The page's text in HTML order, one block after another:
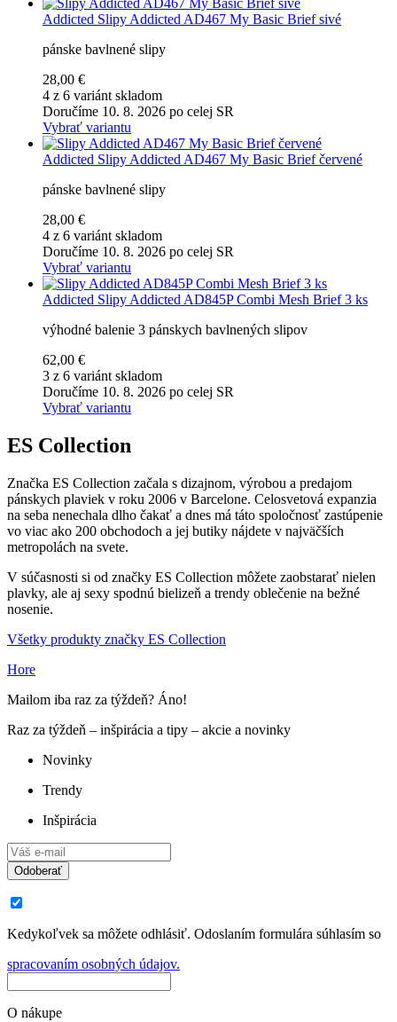
Addicted Slipy Addicted AD467 My Basic Brief sivé
pánske bavlnené slipy
28,00 €
4 z 6 variánt skladom
Doručíme 10. 8. 2026 po celej SR
Vybrať variantu
Addicted Slipy Addicted AD467 My Basic Brief červené
pánske bavlnené slipy
28,00 €
4 z 6 variánt skladom
Doručíme 10. 8. 2026 po celej SR
Vybrať variantu
Addicted Slipy Addicted AD845P Combi Mesh Brief 3 ks
výhodné balenie 3 pánskych bavlnených slipov
62,00 €
3 z 6 variánt skladom
Doručíme 10. 8. 2026 po celej SR
Vybrať variantu
ES Collection
Značka ES Collection začala s dizajnom, výrobou a predajom
pánskych plaviek v roku 2006 v Barcelone. Celosvetová expanzia
na seba nenechala dlho čakať a dnes má táto spoločnosť zastúpenie
vo viac ako 200 obchodoch a jej butiky nájdete v najväčších
metropolách na svete.
V súčasnosti si od značky ES Collection môžete zaobstarať nielen
plavky, ale aj sexy spodnú bielizeň a trendy oblečenie na bežné
nosenie.
Všetky produkty značky ES Collection
Hore
Mailom iba raz za týždeň? Áno!
Raz za týždeň – inšpirácia a tipy – akcie a novinky
Novinky
Trendy
Inšpirácia
Odoberať
Kedykoľvek sa môžete odhlásiť. Odoslaním formulára súhlasím so
spracovaním osobných údajov.
O nákupe